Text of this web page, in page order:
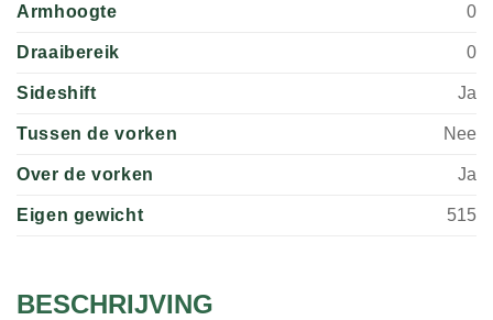
Armhoogte 0
Draaibereik 0
Sideshift Ja
Tussen de vorken Nee
Over de vorken Ja
Eigen gewicht 515
BESCHRIJVING